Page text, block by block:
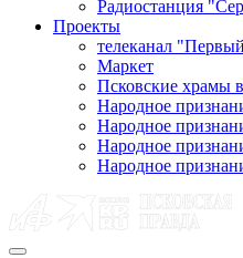
Радиостанция
Проекты
телеканал
Маркет
Псковские
Народное
Народное
Народное
Народное